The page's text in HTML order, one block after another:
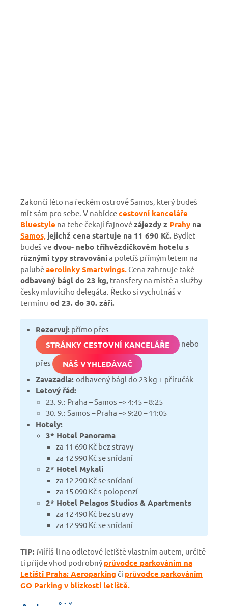
Zakonči léto na řeckém ostrově Samos, který budeš
mít sám pro sebe. V nabídcecestovní kanceláře
Bluestyle na tebe čekají fajnovézájezdy z Prahy na
Samos, jejichž cena startuje na 11 690 Kč. Bydlet
budeš ve dvou- nebo tříhvězdičkovém hotelu s
různými typy stravovánía poletíš přímým letem na
paluběaerolinky Smartwings. Cena zahrnuje také
odbavený bágl do 23 kg, transfery na místě a služby
česky mluvícího delegáta. Řecko si vychutnáš v
termínu od 23. do 30. září.
Rezervuj: přímo přes
STRÁNKY CESTOVNÍ KANCELÁŘE
nebo
přes
NÁŠ VYHLEDÁVAČ
Zavazadla: odbavený bágl do 23 kg + příručák
Letový řád:
23. 9.: Praha – Samos –> 4:45 – 8:25
30. 9.: Samos – Praha –> 9:20 – 11:05
Hotely:
3* Hotel Panorama
za 11 690 Kč bez stravy
za 12 990 Kč se snídaní
2* Hotel Mykali
za 12 290 Kč se snídaní
za 15 090 Kč s polopenzí
2* Hotel Pelagos Studios & Apartments
za 12 490 Kč bez stravy
za 12 990 Kč se snídaní
TIP: Míříš-li na odletové letiště vlastním autem, určitě
ti přijde vhod podrobný průvodce parkováním na
Letišti Praha: Aeroparking či průvodce parkováním
GO Parking v blízkosti letiště.